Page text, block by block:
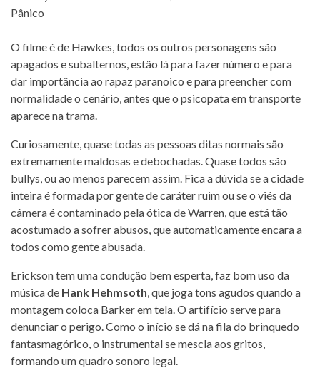
O filme é de Hawkes, todos os outros personagens são
apagados e subalternos, estão lá para fazer número e para
dar importância ao rapaz paranoico e para preencher com
normalidade o cenário, antes que o psicopata em transporte
aparece na trama.
Curiosamente, quase todas as pessoas ditas normais são
extremamente maldosas e debochadas. Quase todos são
bullys, ou ao menos parecem assim. Fica a dúvida se a cidade
inteira é formada por gente de caráter ruim ou se o viés da
câmera é contaminado pela ótica de Warren, que está tão
acostumado a sofrer abusos, que automaticamente encara a
todos como gente abusada.
Erickson tem uma condução bem esperta, faz bom uso da
música de Hank Hehmsoth, que joga tons agudos quando a
montagem coloca Barker em tela. O artifício serve para
denunciar o perigo. Como o início se dá na fila do brinquedo
fantasmagórico, o instrumental se mescla aos gritos,
formando um quadro sonoro legal.